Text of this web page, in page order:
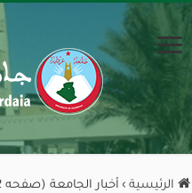
الرئيسية › أخبار الجامعة (صفحه 42)